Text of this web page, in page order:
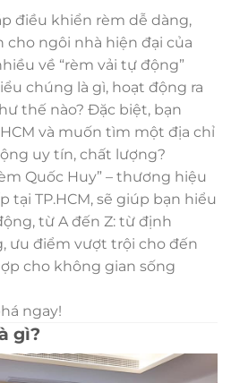
điều khiển rèm dễ dàng,
ngôi nhà hiện đại của
về “rèm vải tự động”
chúng là gì, hoạt động ra
thế nào? Đặc biệt, bạn
và muốn tìm một địa chỉ
uy tín, chất lượng?
Quốc Huy” – thương hiệu
tại TP.HCM, sẽ giúp bạn hiểu
từ A đến Z: từ định
ưu điểm vượt trội cho đến
cho không gian sống
ngay!
gì?